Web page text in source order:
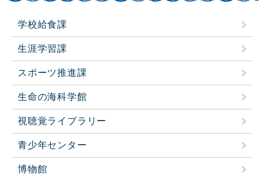
学校給食課
生涯学習課
スポーツ推進課
生命の海科学館
視聴覚ライブラリー
青少年センター
博物館